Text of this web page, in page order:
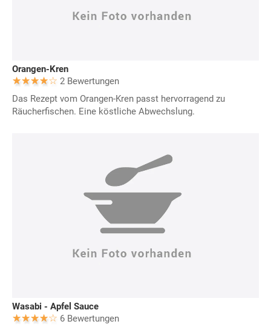
Orangen-Kren
2 Bewertungen
Das Rezept vom Orangen-Kren passt hervorragend zu
Räucherfischen. Eine köstliche Abwechslung.
Wasabi - Apfel Sauce
6 Bewertungen